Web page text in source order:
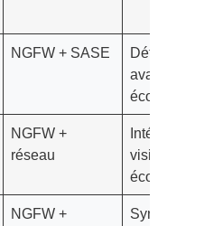
NGFW + SASE
Détection
avancée,
NGFW +
réseau
Intégration
visibilité,
NGFW +
Synergie